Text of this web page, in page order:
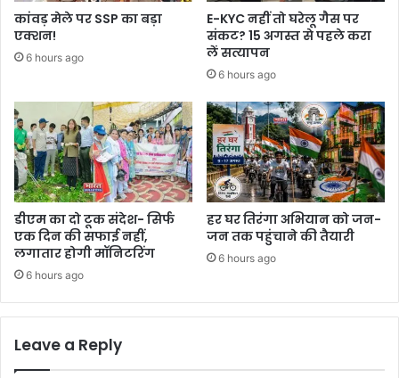
कांवड़ मेले पर SSP का बड़ा
एक्शन!
6 hours ago
E-KYC नहीं तो घरेलू गैस पर
संकट? 15 अगस्त से पहले करा
लें सत्यापन
6 hours ago
डीएम का दो टूक संदेश- सिर्फ
एक दिन की सफाई नहीं,
लगातार होगी मॉनिटरिंग
6 hours ago
हर घर तिरंगा अभियान को जन-
जन तक पहुंचाने की तैयारी
6 hours ago
Leave a Reply